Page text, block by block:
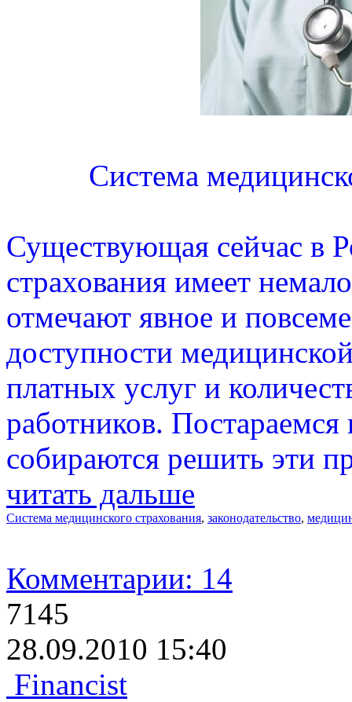
Система
Существующая сейчас в
страхования имеет
отмечают явное и
доступности
платных услуг и
работников. Постараемся
собираются решить эти
читать дальше
Система медицинского страхования, законодательство,
Комментарии: 14
7145
28.09.2010 15:40
Financist